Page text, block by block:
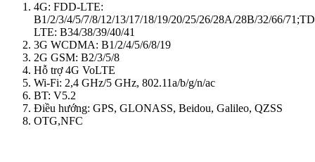
4G: FDD-LTE:
B1/2/3/4/5/7/8/12/13/17/18/19/20/25/26/28A/28B/32/66/
LTE: B34/38/39/40/41
3G WCDMA: B1/2/4/5/6/8/19
2G GSM: B2/3/5/8
Hỗ trợ 4G VoLTE
Wi-Fi: 2,4 GHz/5 GHz, 802.11a/b/g/n/ac
BT: V5.2
Điều hướng: GPS, GLONASS, Beidou, Galileo, QZSS
OTG,NFC